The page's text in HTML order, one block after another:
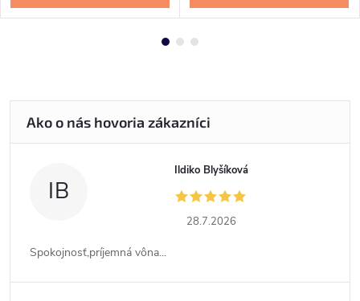
IB
Ildiko Blyšíková
28.7.2026
Spokojnosť,príjemná vôna...